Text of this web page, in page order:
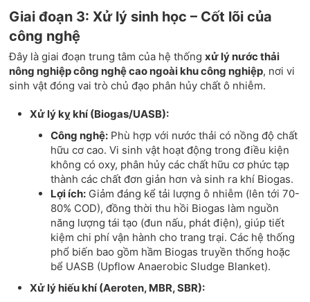
Giai đoạn 3: Xử lý sinh học – Cốt lõi của
công nghệ
Đây là giai đoạn trung tâm của hệ thốngxử lý nước thải
nông nghiệp công nghệ cao ngoài khu công nghiệp, nơi vi
sinh vật đóng vai trò chủ đạo phân hủy chất ô nhiễm.
Xử lý kỵ khí (Biogas/UASB):
Công nghệ: Phù hợp với nước thải có nồng độ chất
hữu cơ cao. Vi sinh vật hoạt động trong điều kiện
không có oxy, phân hủy các chất hữu cơ phức tạp
thành các chất đơn giản hơn và sinh ra khí Biogas.
Lợi ích: Giảm đáng kể tải lượng ô nhiễm (lên tới 70-
80% COD), đồng thời thu hồi Biogas làm nguồn
năng lượng tái tạo (đun nấu, phát điện), giúp tiết
kiệm chi phí vận hành cho trang trại. Các hệ thống
phổ biến bao gồm hầm Biogas truyền thống hoặc
bể UASB (Upflow Anaerobic Sludge Blanket).
Xử lý hiếu khí (Aeroten, MBR, SBR):